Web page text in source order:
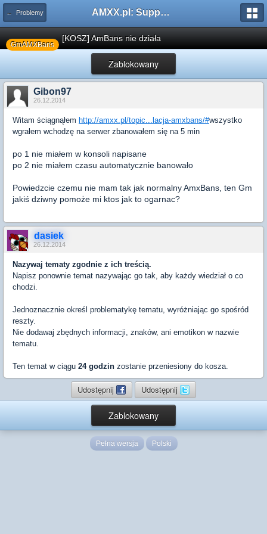
← Problemy AMXX.pl: Support AMX Mod X i SourceMod
GmAMXBans
[KOSZ] AmBans nie działa
Zablokowany
Gibon97
26.12.2014
Witam ściągnąłem http://amxx.pl/topic...lacja-amxbans/#wszystko
wgrałem wchodzę na serwer zbanowałem się na 5 min
po 1 nie miałem w konsoli napisane
po 2 nie miałem czasu automatycznie banowało
Powiedzcie czemu nie mam tak jak normalny AmxBans, ten Gm
jakiś dziwny pomoże mi ktos jak to ogarnac?
dasiek
26.12.2014
Nazywaj tematy zgodnie z ich treścią.
Napisz ponownie temat nazywając go tak, aby każdy wiedział o co
chodzi.
Jednoznacznie określ problematykę tematu, wyróżniając go spośród
reszty.
Nie dodawaj zbędnych informacji, znaków, ani emotikon w nazwie
tematu.
Ten temat w ciągu 24 godzin zostanie przeniesiony do kosza.
Udostępnij Udostępnij
Zablokowany
Pełna wersja Polski